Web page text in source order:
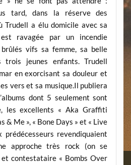
tard, dans la réserve des
Trudell a élu domicile avec sa
ravagée par un incendie
vifs sa femme, sa belle
trois jeunes enfants. Trudell
en exorcisant sa douleur et
vers et sa musique.Il publiera
dont 5 seulement sont
les excellents « Aka Graffiti
& Me », « Bone Days » et « Live
prédécesseurs revendiquaient
approche très rock (on se
contestataire « Bombs Over